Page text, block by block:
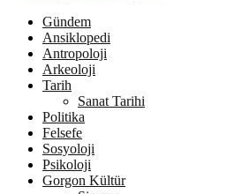
Gündem
Ansiklopedi
Antropoloji
Arkeoloji
Tarih
Sanat Tarihi
Politika
Felsefe
Sosyoloji
Psikoloji
Gorgon Kültür